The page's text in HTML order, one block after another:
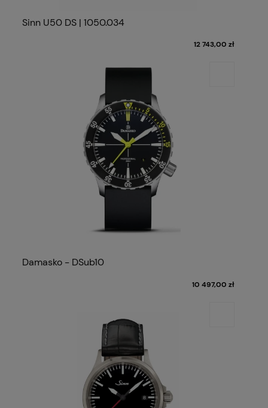
Sinn U50 DS | 1050.034
12 743,00 zł
Damasko - DSub10
10 497,00 zł